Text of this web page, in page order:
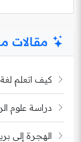
مقالات
كيف اتعلم
دراسة علوم
الهجرة إلى